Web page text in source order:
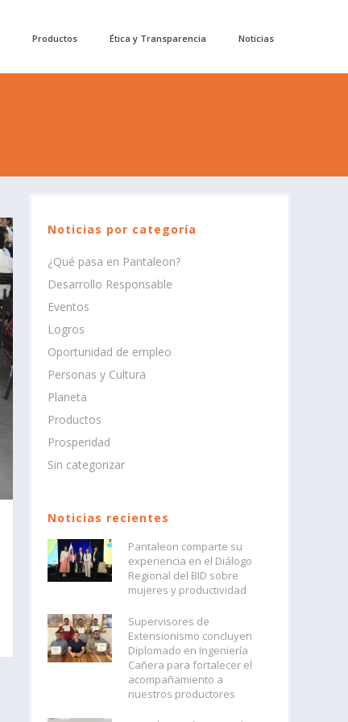
Productos Ética y Transparencia Noticias
Noticias por categoría
¿Qué pasa en Pantaleon?
Desarrollo Responsable
Eventos
Logros
Oportunidad de empleo
Personas y Cultura
Planeta
Productos
Prosperidad
Sin categorizar
Noticias recientes
Pantaleon comparte su
experiencia en el Diálogo
Regional del BID sobre
mujeres y productividad
Supervisores de
Extensionismo concluyen
Diplomado en Ingeniería
Cañera para fortalecer el
acompañamiento a
nuestros productores